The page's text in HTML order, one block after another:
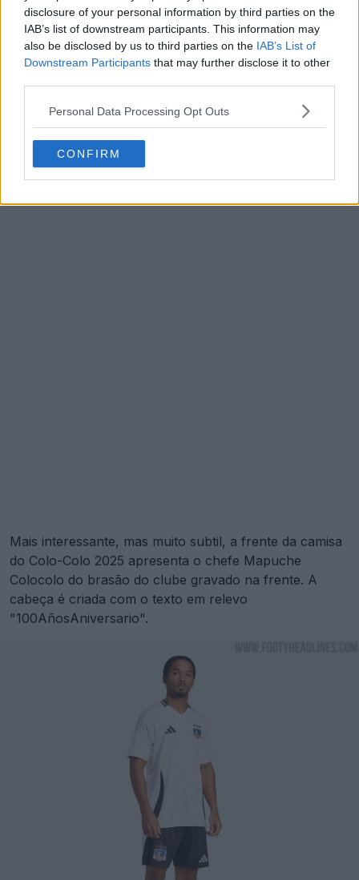
disclosure of your personal information by third parties on the
IAB’s list of downstream participants. This information may
also be disclosed by us to third parties on the IAB’s List of
Downstream Participants that may further disclose it to other
Personal Data Processing Opt Outs
CONFIRM
Mais interessante, mas muito subtil, a frente da camisa
do Colo-Colo 2025 apresenta o chefe Mapuche
Colocolo do brasão do clube gravado na frente. A
cabeça é criada com o texto em relevo
"100AñosAniversario".